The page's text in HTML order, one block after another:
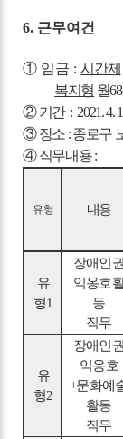
6. 근무여건
① 임금 :시간제
복지형 월
②기간 : 2021. 4.
③장소 :종로구
④직무내용:
유형 내용
유
형1
장애인권
익옹호
동
직무
유
형2
장애인권
익옹호
+문화예
활동
직무